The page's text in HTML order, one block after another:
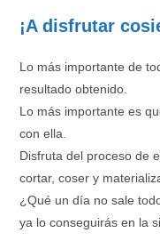
¡A disfrutar
Lo más importante de
resultado obtenido.
Lo más importante es
con ella.
Disfruta del proceso de
cortar, coser y
¿Qué un día no sale
ya lo conseguirás en la